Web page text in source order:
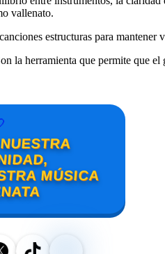
vallenato.
estructuras para mantener
la herramienta que permite que
MÚSICA